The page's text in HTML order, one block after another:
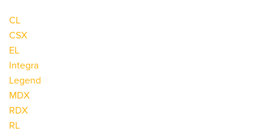
CL
CSX
EL
Integra
Legend
MDX
RDX
RL